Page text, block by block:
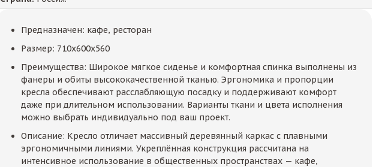
Предназначен: кафе, ресторан
Размер: 710х600х560
Преимущества: Широкое мягкое сиденье и комфортная спинка выполнены из
фанеры и обиты высококачественной тканью. Эргономика и пропорции
кресла обеспечивают расслабляющую посадку и поддерживают комфорт
даже при длительном использовании. Варианты ткани и цвета исполнения
можно выбрать индивидуально под ваш проект.
Описание: Кресло отличает массивный деревянный каркас с плавными
эргономичными линиями. Укреплённая конструкция рассчитана на
интенсивное использование в общественных пространствах — кафе,